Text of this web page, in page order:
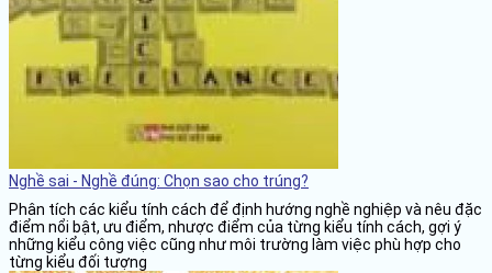
Nghề sai - Nghề đúng: Chọn sao cho trúng?
Phân tích các kiểu tính cách để định hướng nghề nghiệp và nêu đặc
điểm nổi bật, ưu điểm, nhược điểm của từng kiểu tính cách, gợi ý
những kiểu công việc cũng như môi trường làm việc phù hợp cho
từng kiểu đối tượng